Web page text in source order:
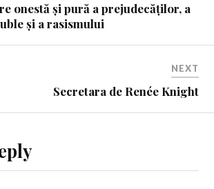
onestă și pură a prejudecăților, a
și a rasismului
NEXT
Secretara de Renée Knight